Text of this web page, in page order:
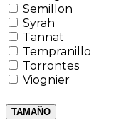
Semillon
Syrah
Tannat
Tempranillo
Torrontes
Viognier
TAMAÑO